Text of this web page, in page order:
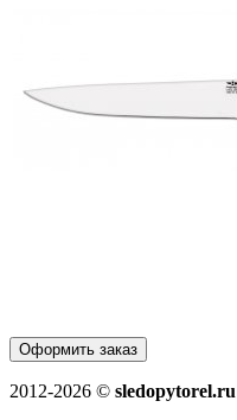
Оформить заказ
2012-2026 © sledopytorel.ru